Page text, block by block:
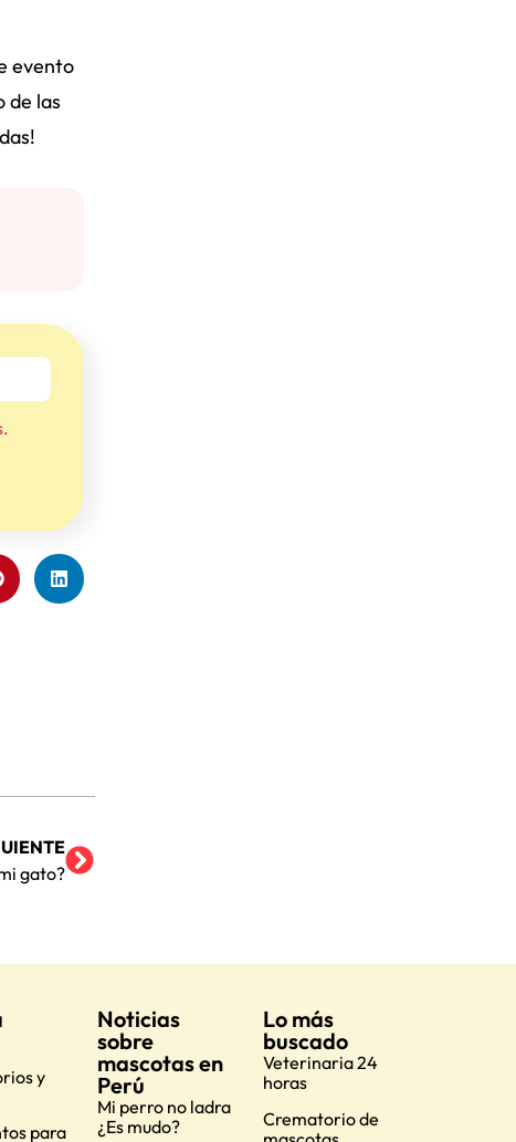
evento
de las
gato?
y
para
Noticias
sobre
mascotas en
Perú
Mi perro no ladra
¿Es mudo?
Lo más
buscado
Veterinaria 24
horas
Crematorio de